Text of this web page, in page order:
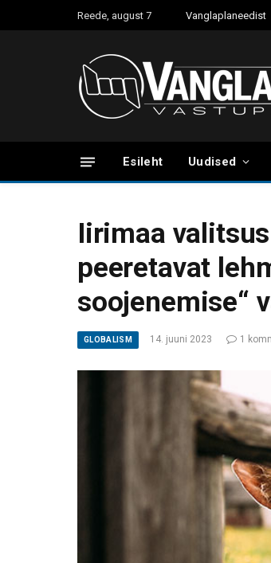
Reede, august 7 Vanglaplaneedist
Esileht Uudised
Iirimaa
peeretavat
soojenemise“
GLOBALISM 14. juuni 2023 1